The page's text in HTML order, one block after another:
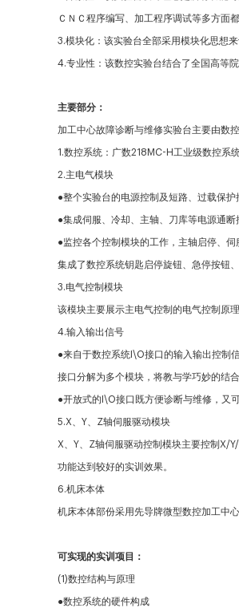
ＣＮＣ程序编写、加工程序调试等多方面
3.模块化：该实验台全部采用模块化思想
4.专业性：该数控实验台结合了全国高等
主要部分：
加工中心故障诊断与维修实验台主要由数
1.数控系统：广数218MC-H工业级数控系
2.主电气模块
●整个实验台的电源控制及短路、过载保护
●集成伺服、冷却、主轴、刀库等电源通断
●监控各个控制模块的工作，主轴启停、
集成了数控系统钥匙启停旋钮、急停按钮
3.电气控制模块
该模块主要展示主电气控制的电气控制原
4.输入输出信号
●来自于数控系统I\O接口的输入输出控制
接口分解为多个模块，将教与学巧妙的结合
●开放式的I\O接口既方便诊断与维修，又
5.X、Y、Z轴伺服驱动模块
X、Y、Z轴伺服驱动控制模块主要控制X/
功能达到较好的实训效果。
6.机床本体
机床本体部份采用先导牌微型数控加工中
可实现的实训项目：
(1)数控结构与原理
●数控系统的硬件构成